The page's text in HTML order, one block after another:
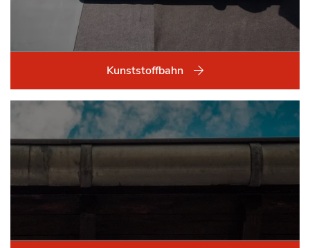
Kunststoffbahn